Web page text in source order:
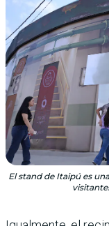
El stand de Itaipú es